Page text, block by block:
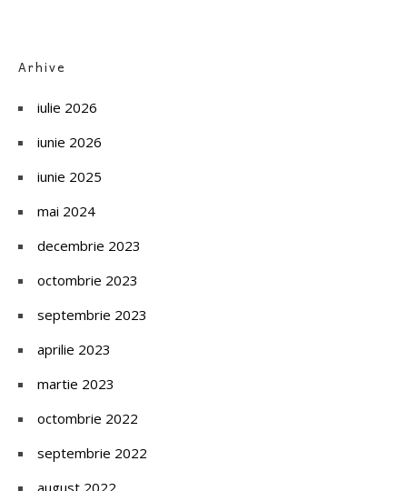
Arhive
iulie 2026
iunie 2026
iunie 2025
mai 2024
decembrie 2023
octombrie 2023
septembrie 2023
aprilie 2023
martie 2023
octombrie 2022
septembrie 2022